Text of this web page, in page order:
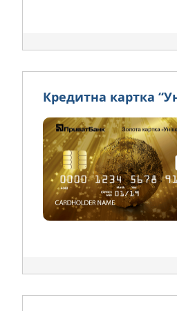
Кредитна картка